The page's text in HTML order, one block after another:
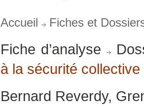
Accueil Fiches et
Fiche d’analyse
à la sécurité collective
Bernard Reverdy,